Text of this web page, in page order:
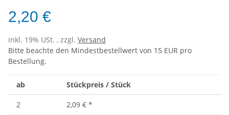
2,20 €
inkl. 19% USt. , zzgl. Versand
Bitte beachte den Mindestbestellwert von 15 EUR pro
Bestellung.
ab Stückpreis / Stück
2 2,09 € *